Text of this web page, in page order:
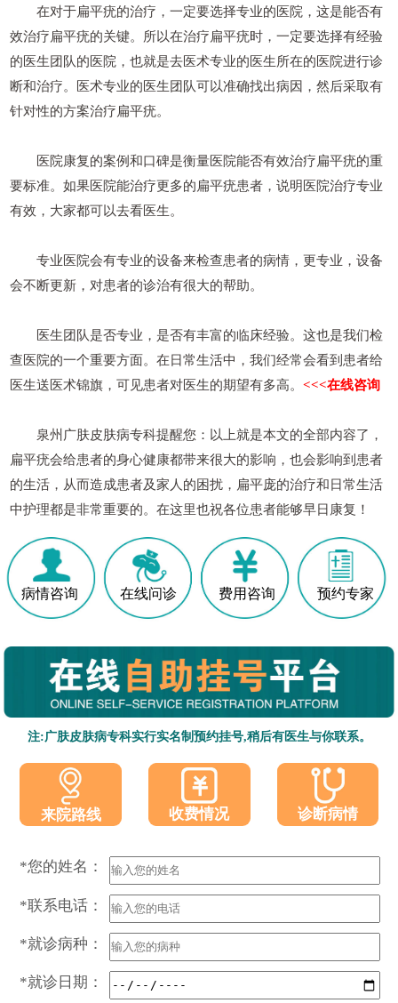
在对于扁平疣的治疗，一定要选择专业的医院，这是能否有
效治疗扁平疣的关键。所以在治疗扁平疣时，一定要选择有经验
的医生团队的医院，也就是去医术专业的医生所在的医院进行诊
断和治疗。医术专业的医生团队可以准确找出病因，然后采取有
针对性的方案治疗扁平疣。
医院康复的案例和口碑是衡量医院能否有效治疗扁平疣的重
要标准。如果医院能治疗更多的扁平疣患者，说明医院治疗专业
有效，大家都可以去看医生。
专业医院会有专业的设备来检查患者的病情，更专业，设备
会不断更新，对患者的诊治有很大的帮助。
医生团队是否专业，是否有丰富的临床经验。这也是我们检
查医院的一个重要方面。在日常生活中，我们经常会看到患者给
医生送医术锦旗，可见患者对医生的期望有多高。<<<在线咨询
泉州广肤皮肤病专科提醒您：以上就是本文的全部内容了，
扁平疣会给患者的身心健康都带来很大的影响，也会影响到患者
的生活，从而造成患者及家人的困扰，扁平庞的治疗和日常生活
中护理都是非常重要的。在这里也祝各位患者能够早日康复！
病情咨询 在线问诊 费用咨询 预约专家
注:广肤皮肤病专科实行实名制预约挂号,稍后有医生与你联系。
来院路线 收费情况 诊断病情
*您的姓名：
*联系电话：
*就诊病种：
*就诊日期：